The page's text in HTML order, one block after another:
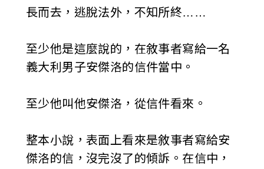
長而去，逃脫法外，不知所終……
至少他是這麼說的，在敘事者寫給一名
義大利男子安傑洛的信件當中。
至少他叫他安傑洛，從信件看來。
整本小說，表面上看來是敘事者寫給安
傑洛的信，沒完沒了的傾訴。在信中，